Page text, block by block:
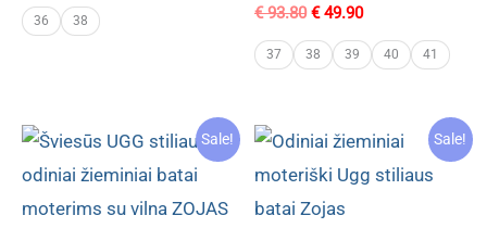
was:
€ 100.80.
36 38 €93.80 Original
was:
€ 93.80.
€49.90Current
is:
€ 49.90.
37 38 39 40 41
Sale! Sale!